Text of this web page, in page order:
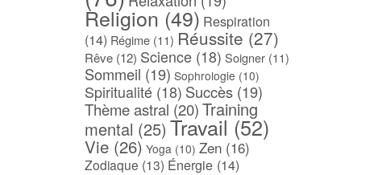
Religion (49) Respiration
(14) Régime(11) Réussite (27)
Rêve(12) Science (18) Soigner(11)
Sommeil (19) Sophrologie (10)
Spiritualité (18) Succès(19)
Thème astral (20)Training
mental (25) Travail (52)
Vie(26) Yoga (10) Zen(16)
Zodiaque (13) Énergie(14)